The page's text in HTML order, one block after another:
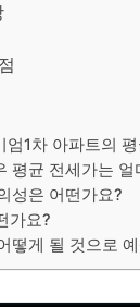
엄1차 아파트의
평균 전세가는 얼
성은 어떤가요?
가요?
떻게 될 것으로